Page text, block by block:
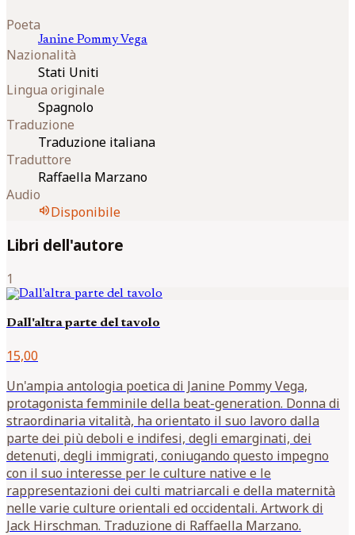
Poeta
Janine Pommy Vega
Nazionalità
Stati Uniti
Lingua originale
Spagnolo
Traduzione
Traduzione italiana
Traduttore
Raffaella Marzano
Audio
volume_upDisponibile
Libri dell'autore
1
Dall'altra parte del tavolo
15,00
Un'ampia antologia poetica di Janine Pommy Vega,
protagonista femminile della beat-generation. Donna di
straordinaria vitalità, ha orientato il suo lavoro dalla
parte dei più deboli e indifesi, degli emarginati, dei
detenuti, degli immigrati, coniugando questo impegno
con il suo interesse per le culture native e le
rappresentazioni dei culti matriarcali e della maternità
nelle varie culture orientali ed occidentali. Artwork di
Jack Hirschman. Traduzione di Raffaella Marzano.